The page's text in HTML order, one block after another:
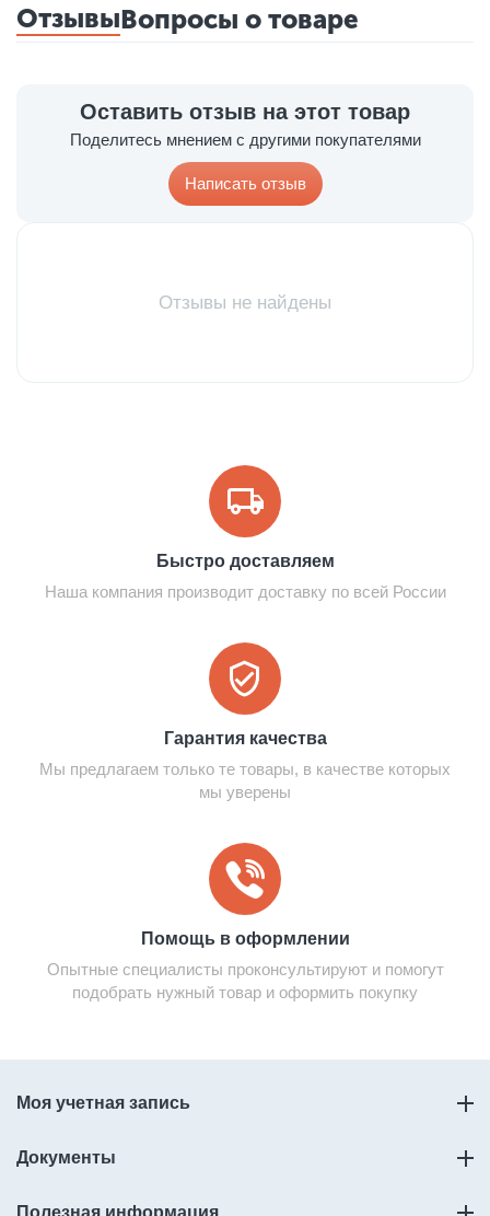
ОтзывыВопросы о товаре
Оставить отзыв на этот товар
Поделитесь мнением с другими покупателями
Написать отзыв
Отзывы не найдены
Быстро доставляем
Наша компания производит доставку по всей России
Гарантия качества
Мы предлагаем только те товары, в качестве которых
мы уверены
Помощь в оформлении
Опытные специалисты проконсультируют и помогут
подобрать нужный товар и оформить покупку
Моя учетная запись
Документы
Полезная информация